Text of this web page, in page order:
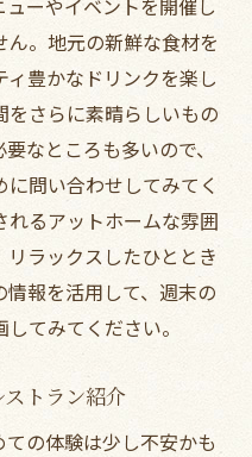
しみ方ガイド
プランを探す
めの事前準備
合わせた楽しみ方
ための豆知識
すすめのアクティビ
みのあるレストラン
できる雰囲気
力のお店
。地元の新鮮な食材を
豊かなドリンクを楽し
さらに素晴らしいもの
なところも多いので、
問い合わせしてみてく
るアットホームな雰囲
ラックスしたひととき
報を活用して、週末の
てみてください。
トラン紹介
の体験は少し不安かも